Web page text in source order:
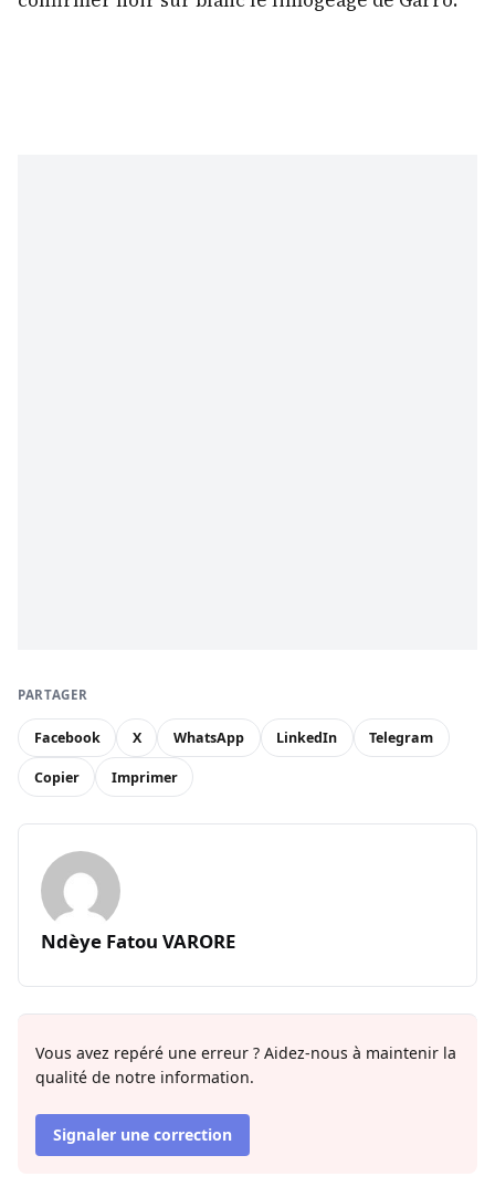
PARTAGER
Facebook X WhatsApp LinkedIn Telegram
Copier Imprimer
Ndèye Fatou VARORE
Vous avez repéré une erreur ? Aidez-nous à maintenir la
qualité de notre information.
Signaler une correction